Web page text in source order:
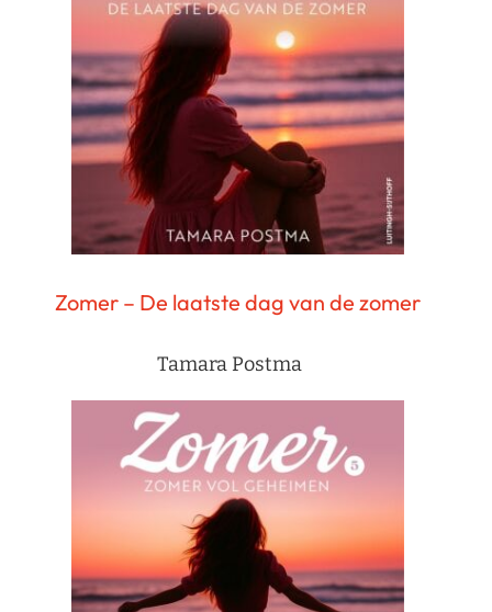
Zomer – De laatste dag van de zomer
Tamara Postma